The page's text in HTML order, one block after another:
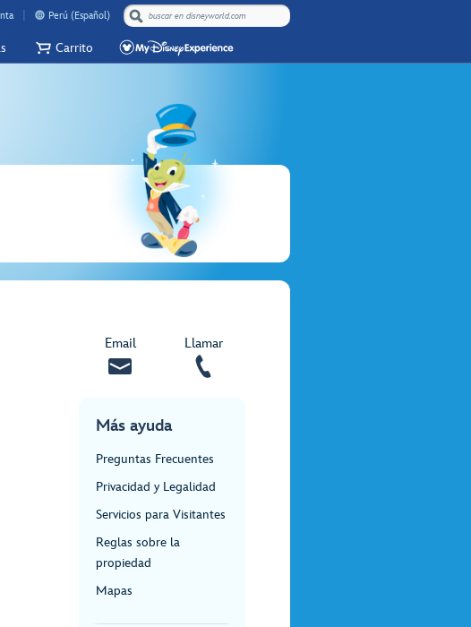
Perú (Español)
Carrito
Email Llamar
Más ayuda
Preguntas Frecuentes
Privacidad y Legalidad
Servicios para Visitantes
Reglas sobre la
propiedad
Mapas